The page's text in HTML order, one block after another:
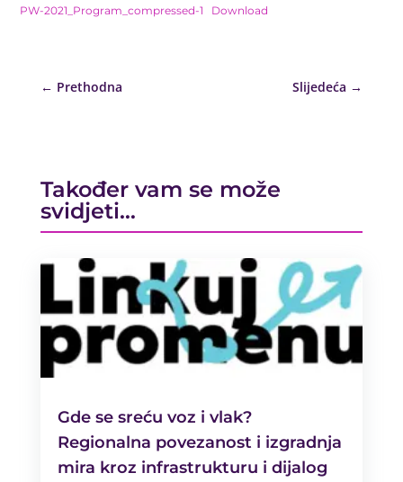
PW-2021_Program_compressed-1 Download
← Prethodna Slijedeća →
Također vam se može
svidjeti…
Gde se sreću voz i vlak?
Regionalna povezanost i izgradnja
mira kroz infrastrukturu i dijalog